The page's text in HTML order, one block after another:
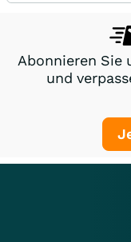
Abonnieren Sie
und